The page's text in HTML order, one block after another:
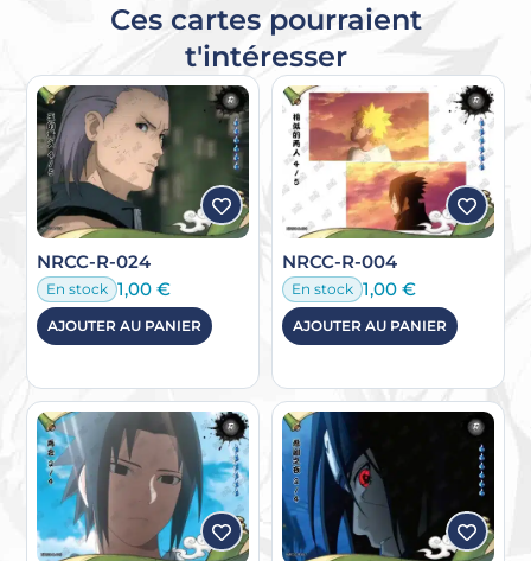
Ces cartes pourraient
t'intéresser
NRCC-R-024
En stock 1,00€
AJOUTER AU PANIER
NRCC-R-004
En stock 1,00 €
AJOUTER AU PANIER